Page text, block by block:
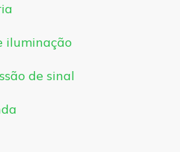
iluminação
de sinal